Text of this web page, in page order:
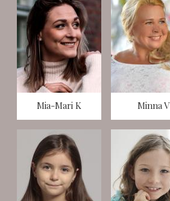
Mia-Mari K Minna V